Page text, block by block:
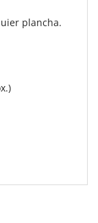
plancha.